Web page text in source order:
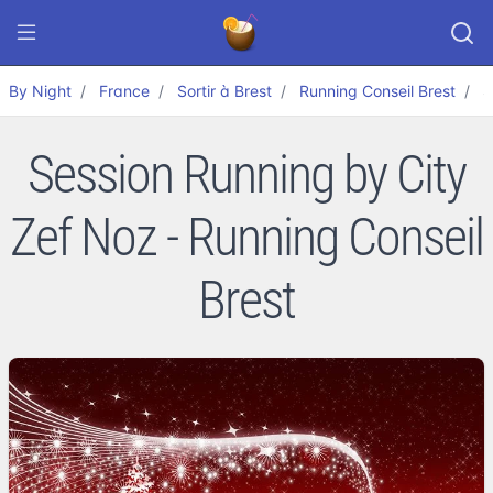
By Night France Sortir à Brest Running Conseil Brest
Session Running by City
Zef Noz - Running Conseil
Brest